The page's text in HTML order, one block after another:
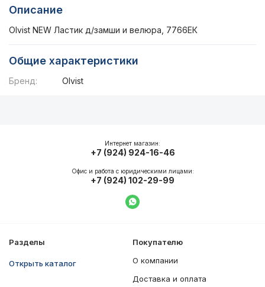
Описание
Olvist NEW Ластик д/замши и велюра, 7766ЕК
Общие характеристики
Бренд: Olvist
Разделы
Открыть каталог
Покупателю
О компании
Доставка и оплата
Интернет магазин:
+7 (924) 924-16-46
Офис и работа с юридическими лицами:
+7 (924) 102-29-99
Написать в WhatsApp